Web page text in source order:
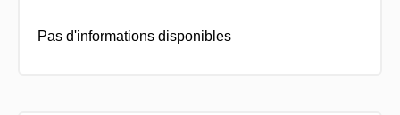
Pas d'informations disponibles